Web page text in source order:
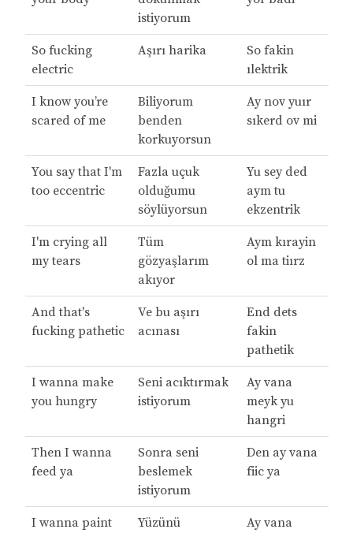
istiyorum
So fucking
electric
Aşırı harika
So fakin
ılektrik
I know you’re
scared of me
Biliyorum
benden
korkuyorsun
Ay nov yuır
sıkerd ov mi
You say that I'm
too eccentric
Fazla uçuk
olduğumu
söylüyorsun
Yu sey ded
aym tu
ekzentrik
I'm crying all
my tears
Tüm
gözyaşlarım
akıyor
Aym kırayin
ol ma tiırz
And that's
fucking pathetic
Ve bu aşırı
acınası
End dets
fakin
pathetik
I wanna make
you hungry
Seni acıktırmak
istiyorum
Ay vana
meyk yu
hangri
Then I wanna
feed ya
Sonra seni
beslemek
istiyorum
Den ay vana
fiic ya
I wanna paint
Yüzünü
Ay vana